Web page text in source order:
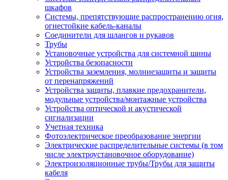
шкафов
Системы, препятствующие распространению огня,
огнестойкие кабель-каналы
Соединители для шлангов и рукавов
Трубы
Установочные устройства для системной шины
Устройства безопасности
Устройства заземления, молниезащиты и защиты
от перенапряжений
Устройства защиты, плавкие предохранители,
модульные устройства/монтажные устройства
Устройства оптической и акустической
сигнализации
Учетная техника
Фотоэлектрическое преобразование энергии
Электрические распределительные системы (в том
числе электроустановочное оборудование)
Электроизоляционные трубы/Трубы для защиты
кабеля